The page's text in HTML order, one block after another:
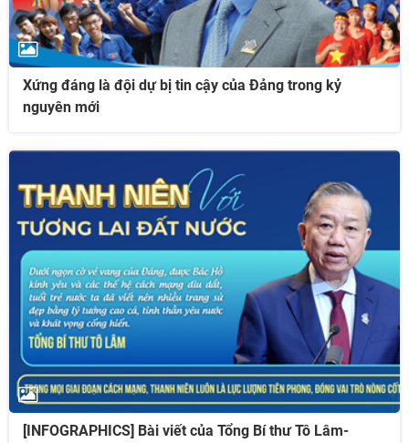
Xứng đáng là đội dự bị tin cậy của Đảng trong kỷ
nguyên mới
[INFOGRAPHICS] Bài viết của Tổng Bí thư Tô Lâm-